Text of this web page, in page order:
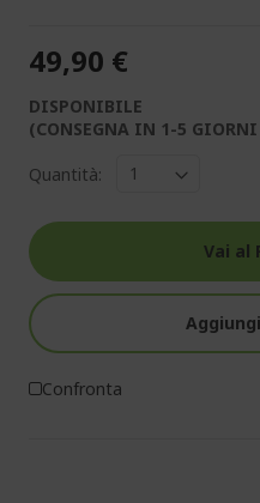
49,90 €
DISPONIBILE
(CONSEGNA IN 1-5
Quantità:
Vai al
Confronta